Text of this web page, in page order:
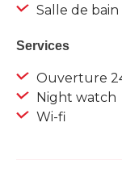
Salle de bain
Services
Ouverture
Night watch
Wi-fi